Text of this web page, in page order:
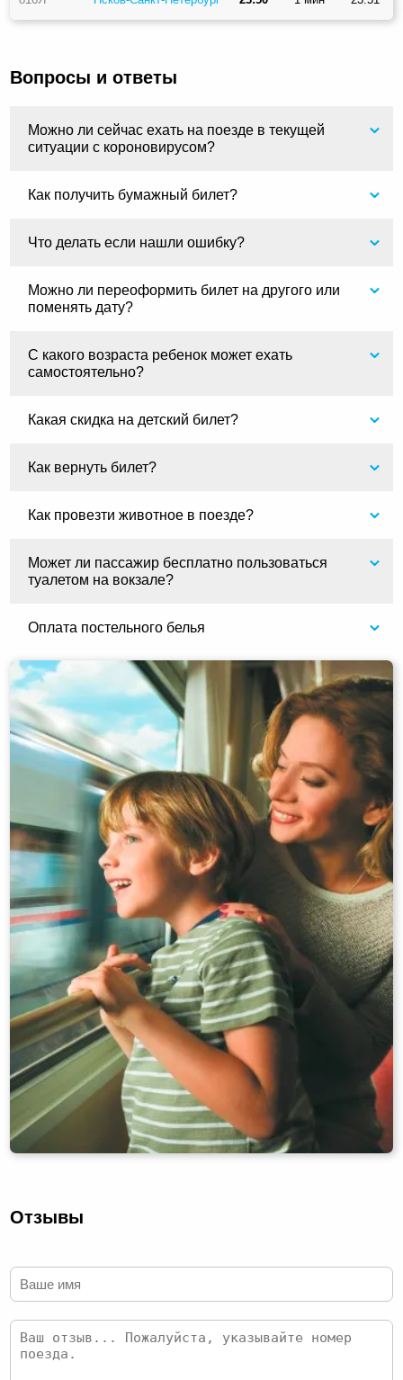
Вопросы и ответы
Можно ли сейчас ехать на поезде в текущей
ситуации с короновирусом?
Как получить бумажный билет?
Что делать если нашли ошибку?
Можно ли переоформить билет на другого или
поменять дату?
С какого возраста ребенок может ехать
самостоятельно?
Какая скидка на детский билет?
Как вернуть билет?
Как провезти животное в поезде?
Может ли пассажир бесплатно пользоваться
туалетом на вокзале?
Оплата постельного белья
Отзывы